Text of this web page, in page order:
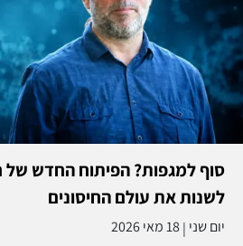
סוף למגפות? הפיתוח החדש של
לשנות את עולם החיסונים
יום שני |18 מאי 2026